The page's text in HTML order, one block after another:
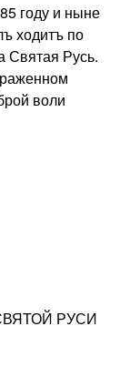
году и ныне
ходитъ по
Святая Русь.
воли
РУСИ